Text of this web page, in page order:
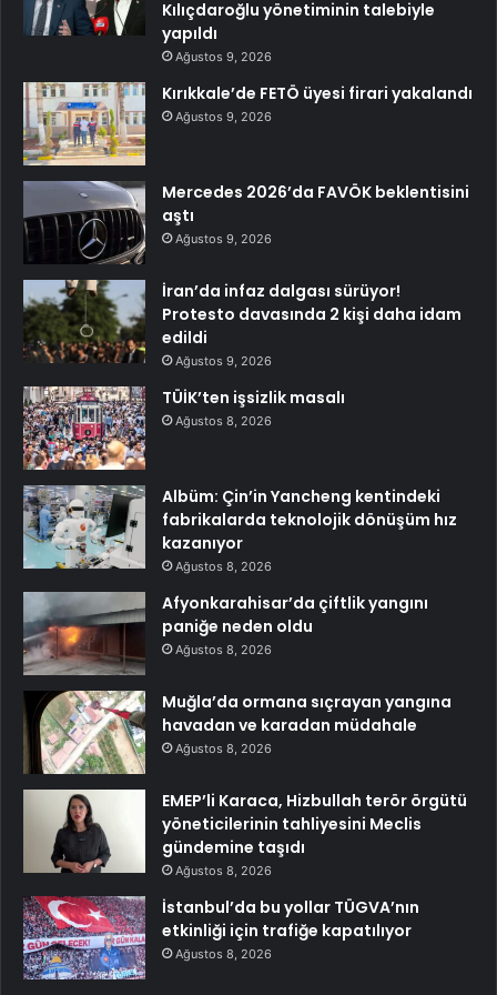
Kılıçdaroğlu yönetiminin talebiyle
yapıldı
Ağustos 9, 2026
Kırıkkale’de FETÖ üyesi firari yakalandı
Ağustos 9, 2026
Mercedes 2026’da FAVÖK beklentisini
aştı
Ağustos 9, 2026
İran’da infaz dalgası sürüyor!
Protesto davasında 2 kişi daha idam
edildi
Ağustos 9, 2026
TÜİK’ten işsizlik masalı
Ağustos 8, 2026
Albüm: Çin’in Yancheng kentindeki
fabrikalarda teknolojik dönüşüm hız
kazanıyor
Ağustos 8, 2026
Afyonkarahisar’da çiftlik yangını
paniğe neden oldu
Ağustos 8, 2026
Muğla’da ormana sıçrayan yangına
havadan ve karadan müdahale
Ağustos 8, 2026
EMEP’li Karaca, Hizbullah terör örgütü
yöneticilerinin tahliyesini Meclis
gündemine taşıdı
Ağustos 8, 2026
İstanbul’da bu yollar TÜGVA’nın
etkinliği için trafiğe kapatılıyor
Ağustos 8, 2026